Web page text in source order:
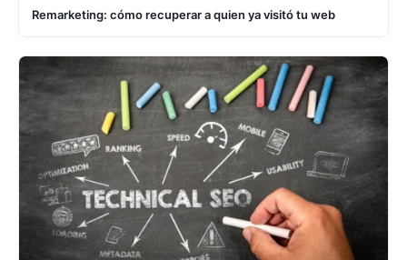
Remarketing: cómo recuperar a quien ya visitó tu web